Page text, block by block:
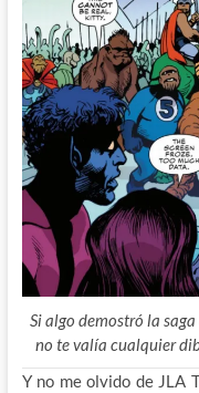
Si algo demostró la
no te valía cualquier
Y no me olvido de JLA